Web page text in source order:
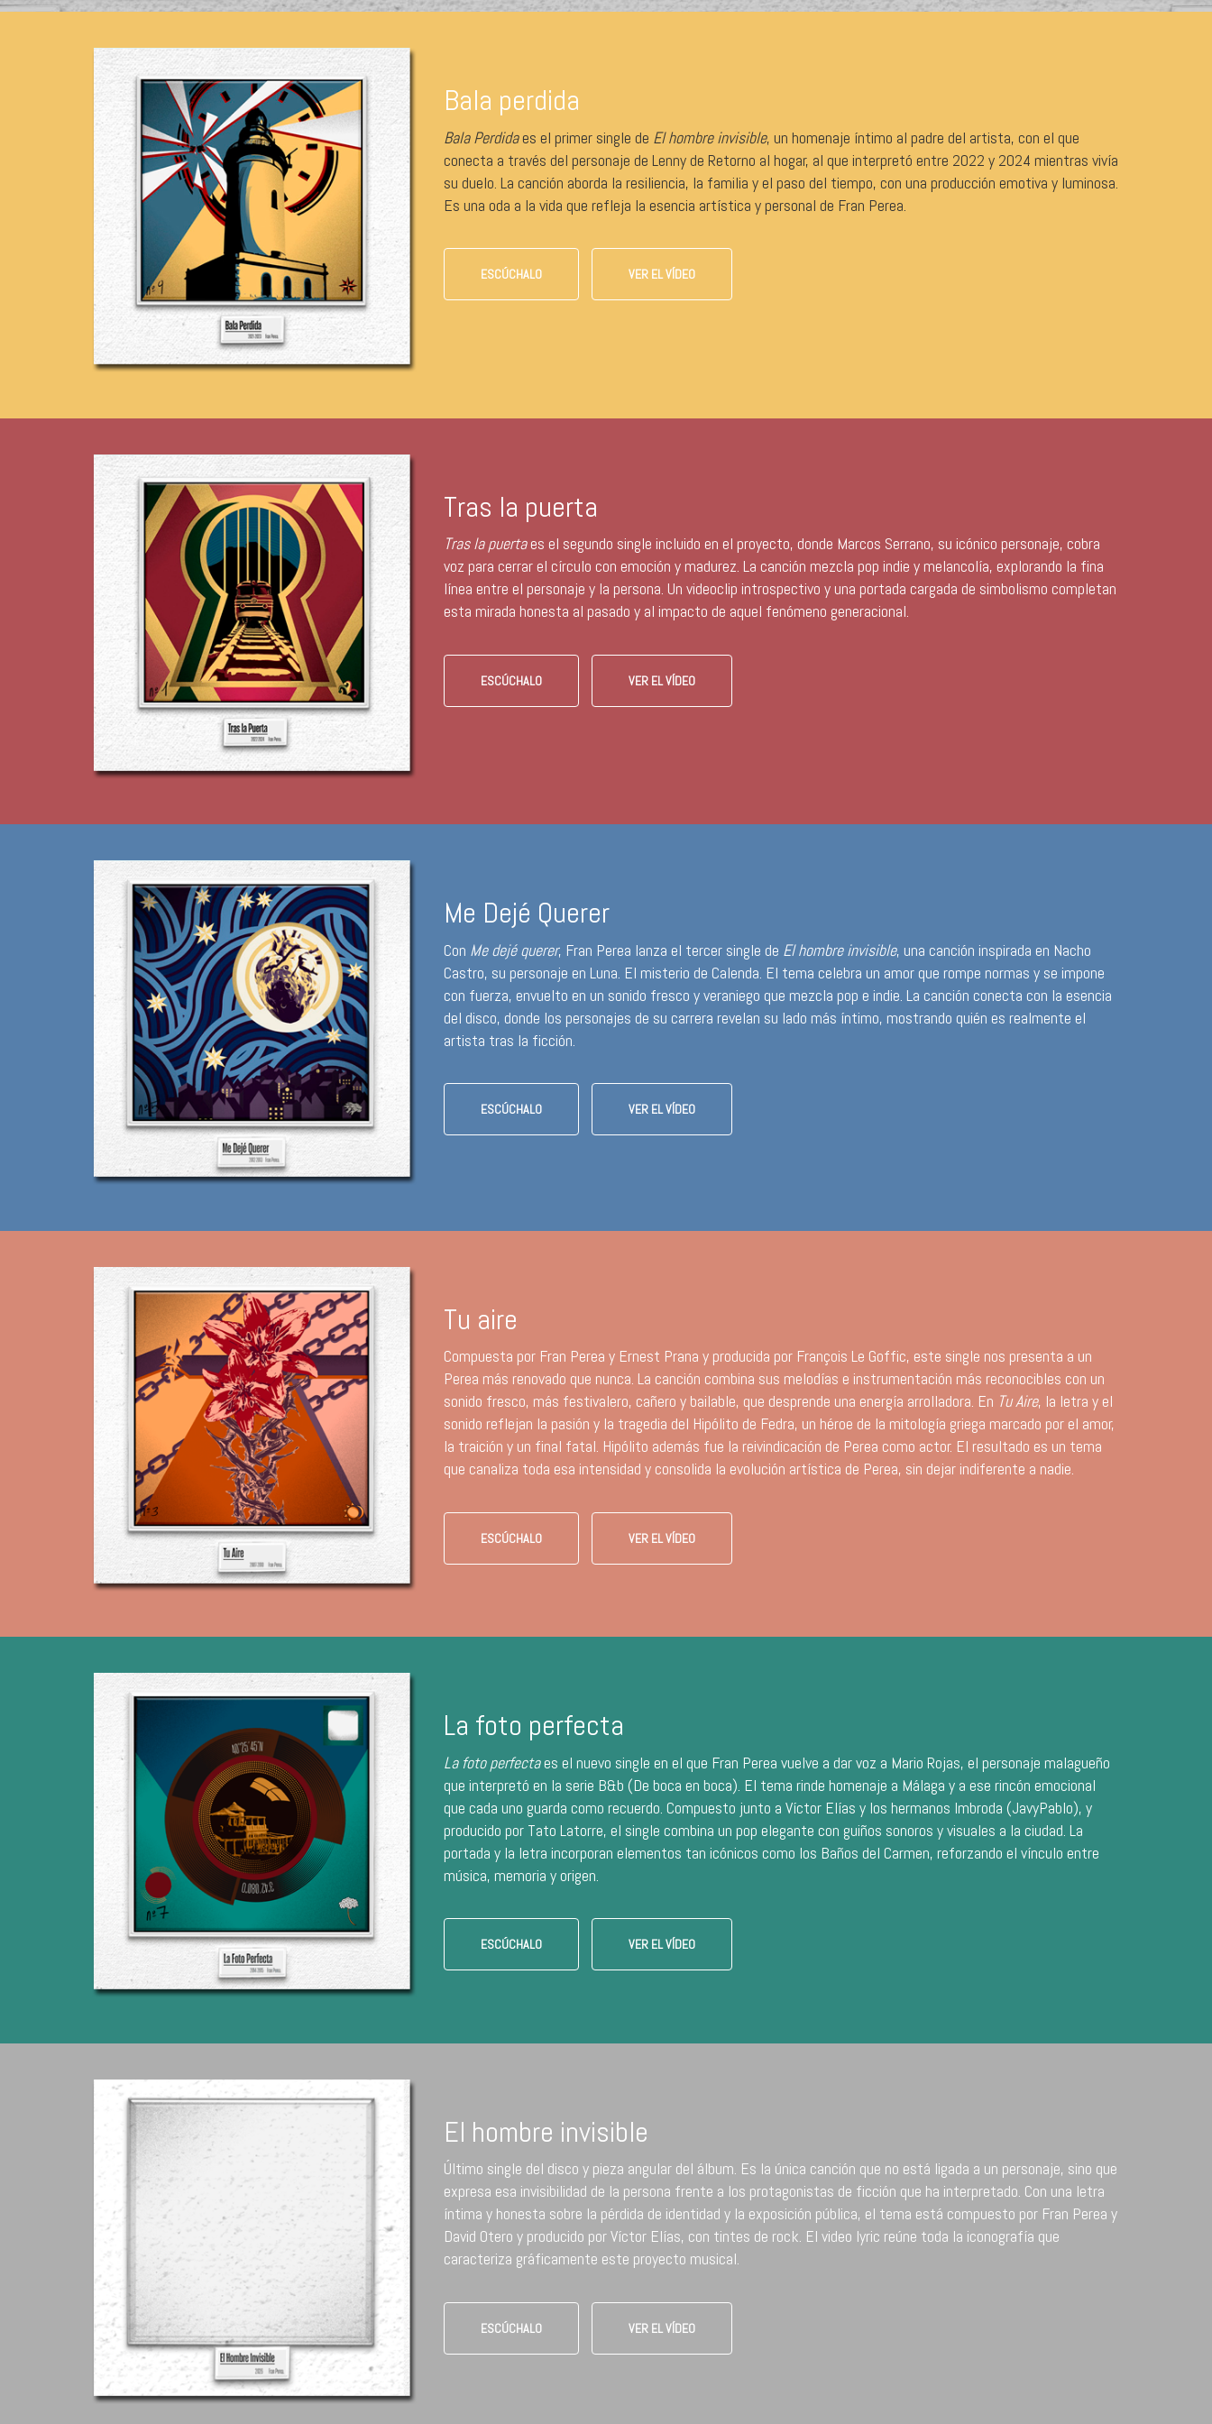
Bala perdida
Bala Perdidaes el primer single de El hombre invisible, un homenaje íntimo al padre del artista, con el que
conecta a través del personaje de Lenny de Retorno al hogar, al que interpretó entre 2022 y 2024 mientras vivía
su duelo. La canción aborda la resiliencia, la familia y el paso del tiempo, con una producción emotiva y luminosa.
Es una oda a la vida que refleja la esencia artística y personal de Fran Perea.
ESCÚCHALO VER EL VÍDEO
Tras la puerta
Tras la puertaes el segundo single incluido en el proyecto, donde Marcos Serrano, su icónico personaje, cobra
voz para cerrar el círculo con emoción y madurez. La canción mezcla pop indie y melancolía, explorando la fina
línea entre el personaje y la persona. Un videoclip introspectivo y una portada cargada de simbolismo completan
esta mirada honesta al pasado y al impacto de aquel fenómeno generacional.
ESCÚCHALO VER EL VÍDEO
Me Dejé Querer
Con Me dejé querer, Fran Perea lanza el tercer single de El hombre invisible, una canción inspirada en Nacho
Castro, su personaje en Luna. El misterio de Calenda. El tema celebra un amor que rompe normas y se impone
con fuerza, envuelto en un sonido fresco y veraniego que mezcla pop e indie. La canción conecta con la esencia
del disco, donde los personajes de su carrera revelan su lado más íntimo, mostrando quién es realmente el
artista tras la ficción.
ESCÚCHALO VER EL VÍDEO
Tu aire
Compuesta por Fran Perea y Ernest Prana y producida por François Le Goffic, este single nos presenta a un
Perea más renovado que nunca. La canción combina sus melodías e instrumentación más reconocibles con un
sonido fresco, más festivalero, cañero y bailable, que desprende una energía arrolladora. En Tu Aire, la letra y el
sonido reflejan la pasión y la tragedia del Hipólito de Fedra, un héroe de la mitología griega marcado por el amor,
la traición y un final fatal. Hipólito además fue la reivindicación de Perea como actor. El resultado es un tema
que canaliza toda esa intensidad y consolida la evolución artística de Perea, sin dejar indiferente a nadie.
ESCÚCHALO VER EL VÍDEO
La foto perfecta
La foto perfectaes el nuevo single en el que Fran Perea vuelve a dar voz a Mario Rojas, el personaje malagueño
que interpretó en la serie B&b (De boca en boca). El tema rinde homenaje a Málaga y a ese rincón emocional
que cada uno guarda como recuerdo. Compuesto junto a Víctor Elías y los hermanos Imbroda (JavyPablo), y
producido por Tato Latorre, el single combina un pop elegante con guiños sonoros y visuales a la ciudad. La
portada y la letra incorporan elementos tan icónicos como los Baños del Carmen, reforzando el vínculo entre
música, memoria y origen.
ESCÚCHALO VER EL VÍDEO
El hombre invisible
Último single del disco y pieza angular del álbum. Es la única canción que no está ligada a un personaje, sino que
expresa esa invisibilidad de la persona frente a los protagonistas de ficción que ha interpretado. Con una letra
íntima y honesta sobre la pérdida de identidad y la exposición pública, el tema está compuesto por Fran Perea y
David Otero y producido por Víctor Elías, con tintes de rock. El video lyric reúne toda la iconografía que
caracteriza gráficamente este proyecto musical.
ESCÚCHALO VER EL VÍDEO